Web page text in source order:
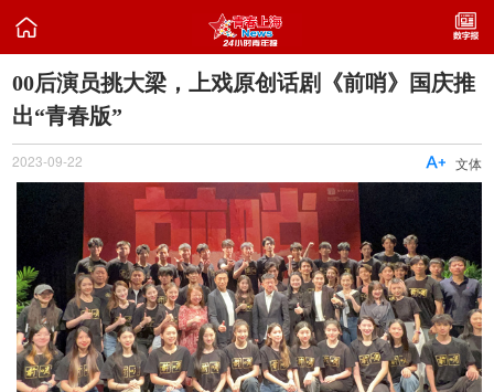

00后演员挑大梁，上戏原创话剧《前哨》国庆推
出“青春版”
2023-09-22 文体
